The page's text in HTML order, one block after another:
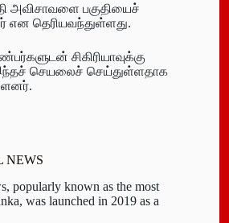
அவிசாவளை பகுதியைச்
என தெரியவந்துள்ளது.
சிகிரியாவுக்கு
செயலைச் செய்துள்ளதாக
NEWS
popularly known as the most
was launched in 2019 as a